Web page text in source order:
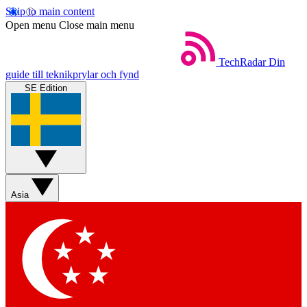
Skip to main content
Open menu Close main menu
TechRadar Din
guide till teknikprylar och fynd
SE Edition
Asia